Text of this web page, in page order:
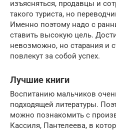
изъясняться, продавцы и
такого туриста, но
Именно поэтому надо с
ставить высокую цель.
невозможно, но старания и
повлекут за собой успех.
Лучшие книги
Воспитанию мальчиков
подходящей литературы.
можно познакомить с
Кассиля, Пантелеева, в